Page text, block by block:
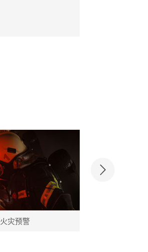
火灾预警